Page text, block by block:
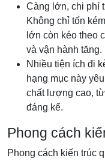
Càng lớn, chi phí
Không chỉ tốn
lớn còn kéo theo
và vận hành tăng.
Nhiều tiện ích đi
hạng mục này
chất lượng cao,
đáng kể.
Phong cách
Phong cách kiến trúc